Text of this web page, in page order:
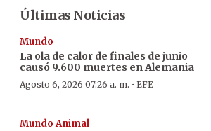
Últimas Noticias
Mundo
La ola de calor de finales de junio
causó 9.600 muertes en Alemania
Agosto 6, 2026 07:26 a. m. · EFE
Mundo Animal